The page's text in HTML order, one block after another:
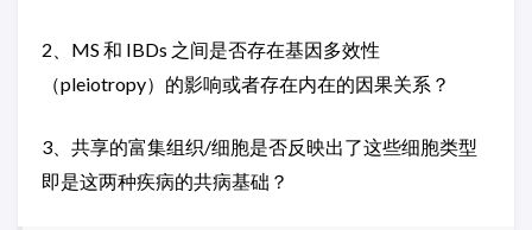
2、MS 和 IBDs 之间是否存在基因多效性
（pleiotropy）的影响或者存在内在的因果关系？
3、共享的富集组织/细胞是否反映出了这些细胞类型
即是这两种疾病的共病基础？